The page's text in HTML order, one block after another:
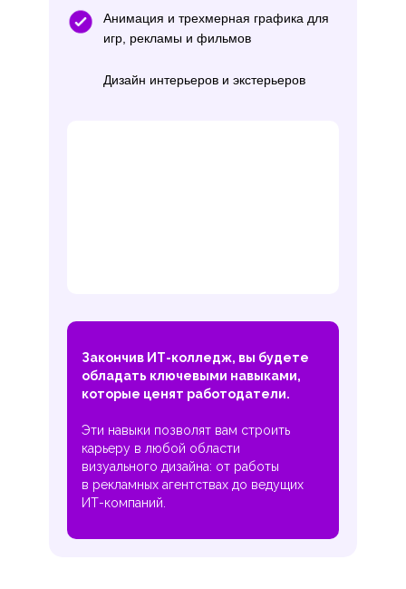
Закончив ИТ-колледж, вы будете
обладать ключевыми навыками,
которые ценят работодатели.
Эти навыки позволят вам строить
карьеру в любой области
визуального дизайна: от работы
в рекламных агентствах до ведущих
ИТ-компаний.
Анимация и трехмерная графика для
игр, рекламы и фильмов
Дизайн интерьеров и экстерьеров